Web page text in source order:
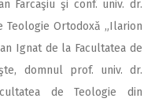
Farcaşiu şi conf. univ. dr.
Teologie Ortodoxă „Ilarion
Ignat de la Facultatea de
domnul prof. univ. dr.
de Teologie din